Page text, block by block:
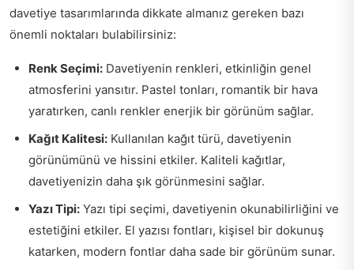
davetiye tasarımlarında dikkate almanız gereken bazı
önemli noktaları bulabilirsiniz:
Renk Seçimi: Davetiyenin renkleri, etkinliğin genel
atmosferini yansıtır. Pastel tonları, romantik bir hava
yaratırken, canlı renkler enerjik bir görünüm sağlar.
Kağıt Kalitesi: Kullanılan kağıt türü, davetiyenin
görünümünü ve hissini etkiler. Kaliteli kağıtlar,
davetiyenizin daha şık görünmesini sağlar.
Yazı Tipi: Yazı tipi seçimi, davetiyenin okunabilirliğini ve
estetiğini etkiler. El yazısı fontları, kişisel bir dokunuş
katarken, modern fontlar daha sade bir görünüm sunar.